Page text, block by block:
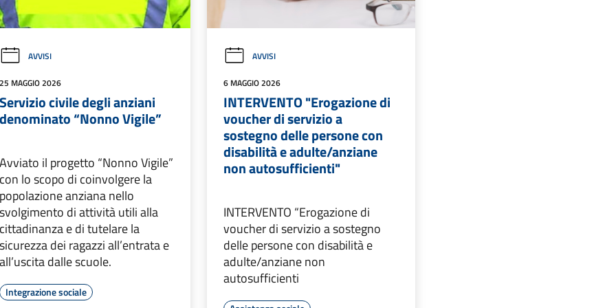
AVVISI
MAGGIO 2026
civile degli anziani
“Nonno Vigile”
il progetto “Nonno Vigile”
lo scopo di coinvolgere la
anziana nello
di attività utili alla
e di tutelare la
dei ragazzi all’entrata e
dalle scuole.
Integrazione sociale
AVVISI
6 MAGGIO 2026
INTERVENTO "Erogazione di
voucher di servizio a
sostegno delle persone con
disabilità e adulte/anziane
non autosufficienti"
INTERVENTO “Erogazione di
voucher di servizio a sostegno
delle persone con disabilità e
adulte/anziane non
autosufficienti